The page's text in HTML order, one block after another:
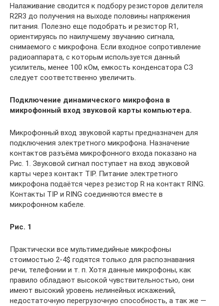
Налаживание сводится к подбору резисторов делителя
R2R3 до получения на выходе половины напряжения
питания. Полезно еще подобрать и резистор R1,
ориентируясь по наилучшему звучанию сигнала,
снимаемого с микрофона. Если входное сопротивление
радиоаппарата, с которым используется данный
усилитель, менее 100 кОм, емкость конденсатора СЗ
следует соответственно увеличить.
Подключение динамического микрофона в
микрофонный вход звуковой карты компьютера.
Микрофонный вход звуковой карты предназначен для
подключения электретного микрофона. Назначение
контактов разъёма микрофонного входа показано на
Рис. 1. Звуковой сигнал поступает на вход звуковой
карты через контакт TIP. Питание электретного
микрофона подаётся через резистор R на контакт RING.
Контакты TIP и RING соединяются вместе в
микрофонном кабеле.
Рис. 1
Практически все мультимедийные микрофоны
стоимостью 2-4$ годятся только для распознавания
речи, телефонии и т. п. Хотя данные микрофоны, как
правило обладают высокой чувствительностью, они
имеют высокий уровень нелинейных искажений,
недостаточную перегрузочную способность, а так же —